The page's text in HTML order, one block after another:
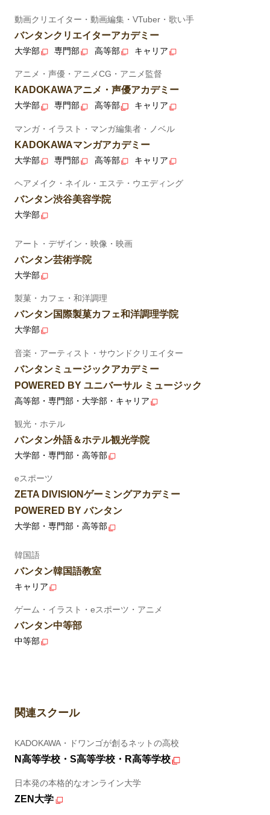
動画クリエイター・動画編集・VTuber・歌い手
バンタンクリエイターアカデミー
大学部 専門部 高等部 キャリア
アニメ・声優・アニメCG・アニメ監督
KADOKAWAアニメ・声優アカデミー
大学部 専門部 高等部 キャリア
マンガ・イラスト・マンガ編集者・ノベル
KADOKAWAマンガアカデミー
大学部 専門部 高等部 キャリア
ヘアメイク・ネイル・エステ・ウエディング
バンタン渋谷美容学院
大学部
アート・デザイン・映像・映画
バンタン芸術学院
大学部
製菓・カフェ・和洋調理
バンタン国際製菓カフェ和洋調理学院
大学部
音楽・アーティスト・サウンドクリエイター
バンタンミュージックアカデミー
POWERED BY ユニバーサル ミュージック
高等部・専門部・大学部・キャリア
観光・ホテル
バンタン外語＆ホテル観光学院
大学部・専門部・高等部
eスポーツ
ZETA DIVISIONゲーミングアカデミー
POWERED BY バンタン
大学部・専門部・高等部
韓国語
バンタン韓国語教室
キャリア
ゲーム・イラスト・eスポーツ・アニメ
バンタン中等部
中等部
関連スクール
KADOKAWA・ドワンゴが創るネットの高校
N高等学校・S高等学校・R高等学校
日本発の本格的なオンライン大学
ZEN大学